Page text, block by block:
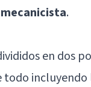
.
en dos
todo